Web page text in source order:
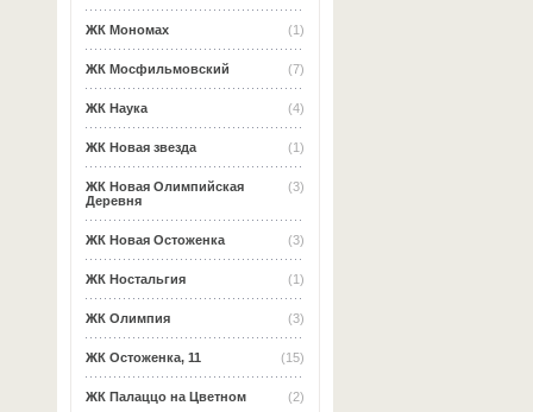
(1)
ЖК Мономах
(7)
ЖК Мосфильмовский
(4)
ЖК Наука
(1)
ЖК Новая звезда
(3)
ЖК Новая Олимпийская
Деревня
(3)
ЖК Новая Остоженка
(1)
ЖК Ностальгия
(3)
ЖК Олимпия
(15)
ЖК Остоженка, 11
(2)
ЖК Палаццо на Цветном